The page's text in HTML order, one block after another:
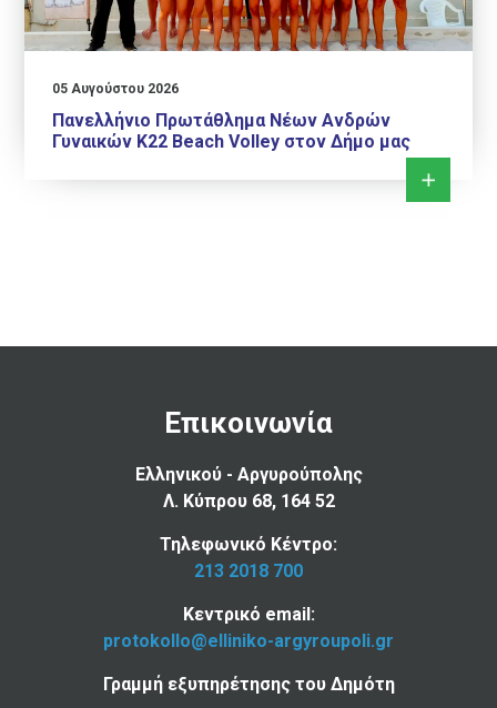
05 Αυγούστου 2026
Πανελλήνιο Πρωτάθλημα Νέων Ανδρών
Γυναικών Κ22 Beach Volley στον Δήμο μας
Επικοινωνία
Ελληνικού - Αργυρούπολης
Λ. Κύπρου 68, 164 52
Τηλεφωνικό Κέντρο:
213 2018 700
Κεντρικό email:
protokollo@elliniko-argyroupoli.gr
Γραμμή εξυπηρέτησης του Δημότη